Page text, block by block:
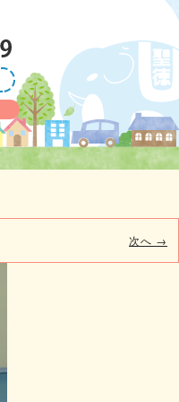
次へ →